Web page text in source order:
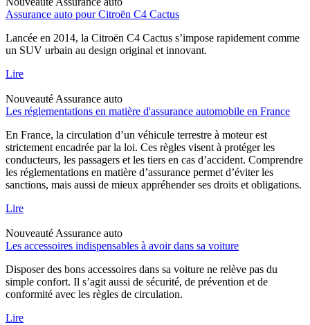
Assurance auto pour Citroën C4 Cactus
Lancée en 2014, la Citroën C4 Cactus s’impose rapidement comme
un SUV urbain au design original et innovant.
Lire
Nouveauté Assurance auto
Les réglementations en matière d'assurance automobile en France
En France, la circulation d’un véhicule terrestre à moteur est
strictement encadrée par la loi. Ces règles visent à protéger les
conducteurs, les passagers et les tiers en cas d’accident. Comprendre
les réglementations en matière d’assurance permet d’éviter les
sanctions, mais aussi de mieux appréhender ses droits et obligations.
Lire
Nouveauté Assurance auto
Les accessoires indispensables à avoir dans sa voiture
Disposer des bons accessoires dans sa voiture ne relève pas du
simple confort. Il s’agit aussi de sécurité, de prévention et de
conformité avec les règles de circulation.
Lire